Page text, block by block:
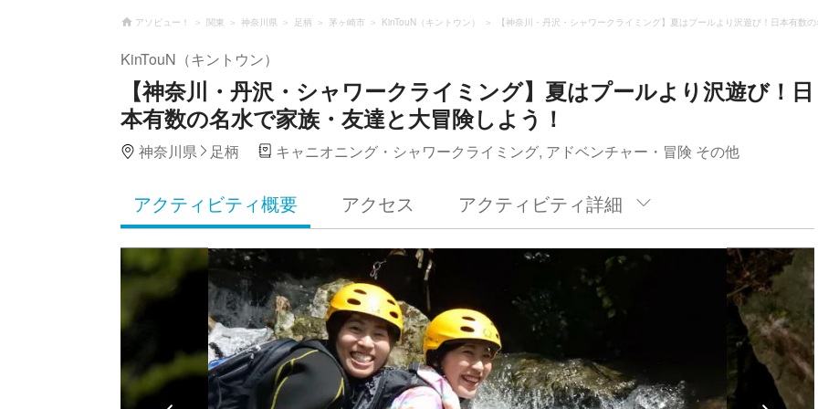
アソビュー！ 関東 神奈川県 足柄 茅ヶ崎市 KinTouN（キントウン） 【神奈川・丹沢・シャワークライミング】夏はプールより沢遊び！日本有数
KinTouN（キントウン）
【神奈川・丹沢・シャワークライミング】夏はプールより沢遊び！日
本有数の名水で家族・友達と大冒険しよう！
神奈川県 足柄 キャニオニング・シャワークライミング, アドベンチャー・冒険 その他
アクティビティ概要 アクセス アクティビティ詳細